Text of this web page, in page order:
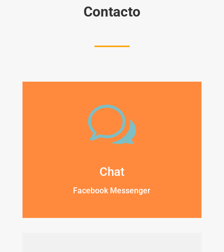
Contacto
w
Chat
Facebook Messenger